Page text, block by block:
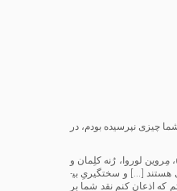
چیزی نپرسیده بودم، در
مِروین لوروا، رُنه کلِمان و
هستند […] و سختگیریِ بی­
که اذعان کنم نقد شما بر